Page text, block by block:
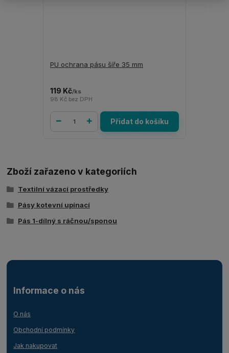
PU ochrana pásu šíře 35 mm
119 Kč/ks
98 Kč bez DPH
Přidat do košíku
Zboží zařazeno v kategoriích
Textilní vázací prostředky
Pásy kotevní upínací
Pás 1-dílný s ráčnou/sponou
Informace o nás
O nás
Obchodní podmínky
Jak nakupovat